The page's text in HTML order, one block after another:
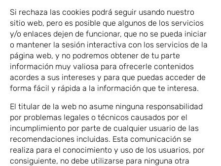
Si rechaza las cookies podrá seguir usando nuestro
sitio web, pero es posible que algunos de los servicios
y/o enlaces dejen de funcionar, que no se pueda iniciar
o mantener la sesión interactiva con los servicios de la
página web, y no podremos obtener de tu parte
información muy valiosa para ofrecerle contenidos
acordes a sus intereses y para que puedas acceder de
forma fácil y rápida a la información que te interesa.
El titular de la web no asume ninguna responsabilidad
por problemas legales o técnicos causados por el
incumplimiento por parte de cualquier usuario de las
recomendaciones incluidas. Esta comunicación se
realiza para el conocimiento y uso de los usuarios, por
consiguiente, no debe utilizarse para ninguna otra